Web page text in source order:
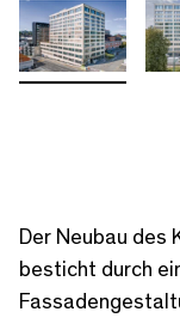
Der Neubau des
besticht durch